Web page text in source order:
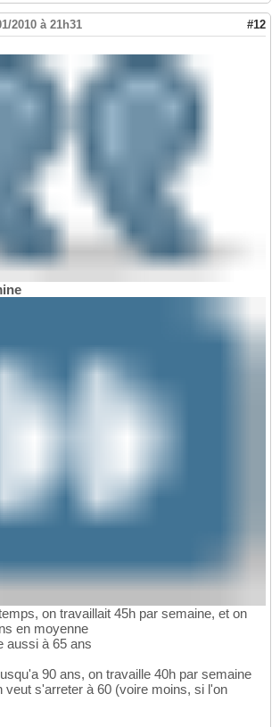
2010 à 21h31 #12
on travaillait 45h par semaine, et on
en moyenne
aussi à 65 ans
90 ans, on travaille 40h par semaine
veut s'arreter à 60 (voire moins, si l'on